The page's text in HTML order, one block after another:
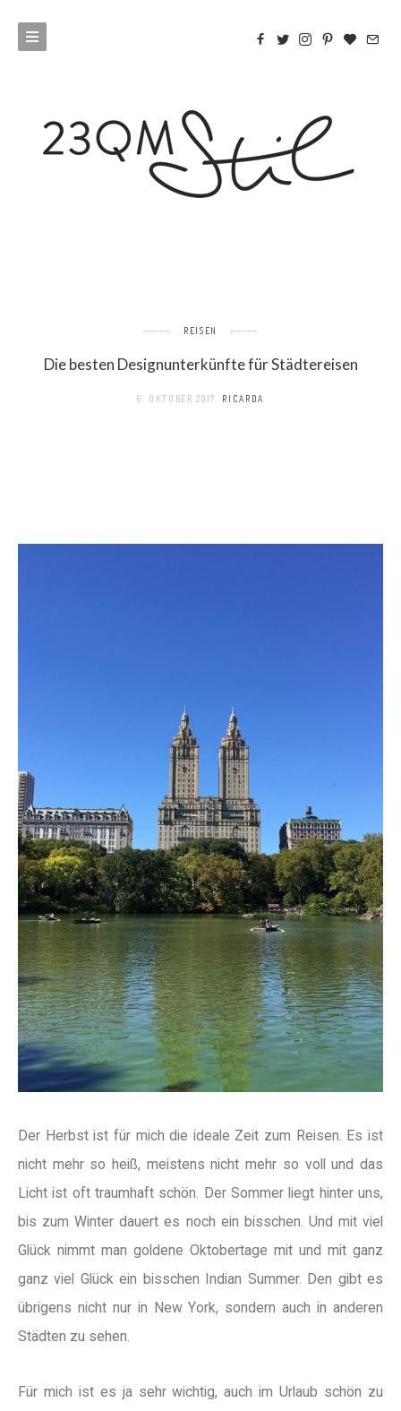
REISEN
Die besten Designunterkünfte für Städtereisen
6. OKTOBER 2017 RICARDA
Der Herbst ist für mich die ideale Zeit zum Reisen. Es ist
nicht mehr so heiß, meistens nicht mehr so voll und das
Licht ist oft traumhaft schön. Der Sommer liegt hinter uns,
bis zum Winter dauert es noch ein bisschen. Und mit viel
Glück nimmt man goldene Oktobertage mit und mit ganz
ganz viel Glück ein bisschen Indian Summer. Den gibt es
übrigens nicht nur in New York, sondern auch in anderen
Städten zu sehen.
Für mich ist es ja sehr wichtig, auch im Urlaub schön zu